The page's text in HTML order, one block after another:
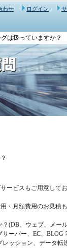
わせ ログイン
は扱っていますか？
ービスもご用意してお
・月額費用のお見積
？(DB、ウェブ、メー
ーバー、EC、BLOG
ッション、データ転